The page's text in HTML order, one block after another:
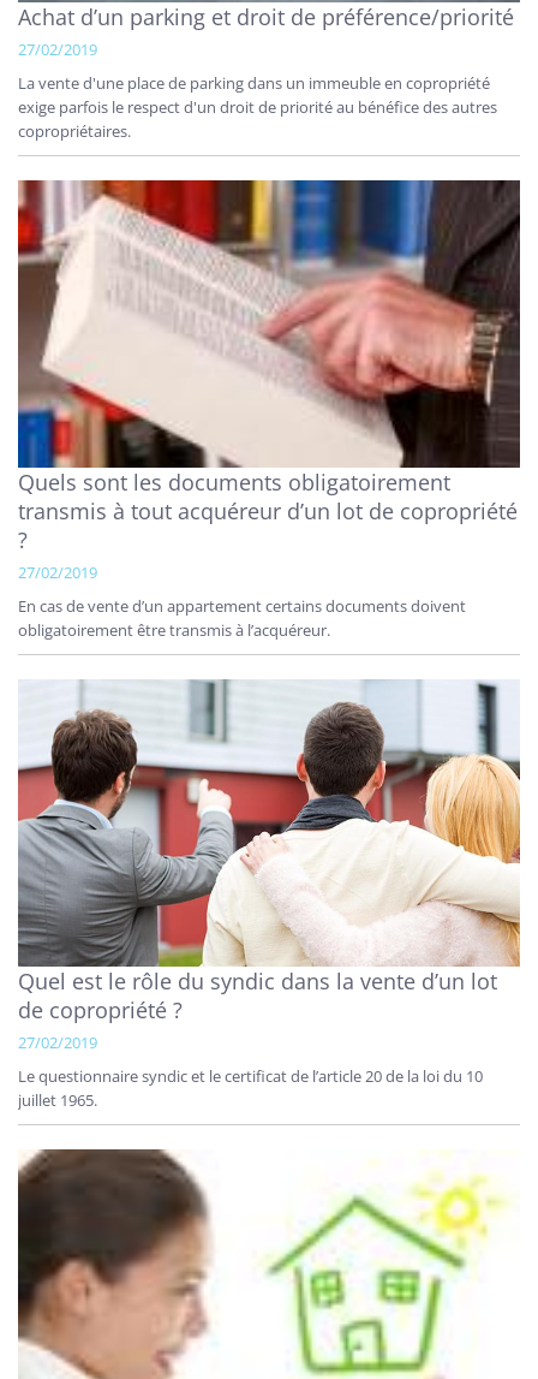
Achat d’un parking et droit de préférence/priorité
27/02/2019
La vente d'une place de parking dans un immeuble en copropriété
exige parfois le respect d'un droit de priorité au bénéfice des autres
copropriétaires.
Quels sont les documents obligatoirement
transmis à tout acquéreur d’un lot de copropriété
?
27/02/2019
En cas de vente d’un appartement certains documents doivent
obligatoirement être transmis à l’acquéreur.
Quel est le rôle du syndic dans la vente d’un lot
de copropriété ?
27/02/2019
Le questionnaire syndic et le certificat de l’article 20 de la loi du 10
juillet 1965.